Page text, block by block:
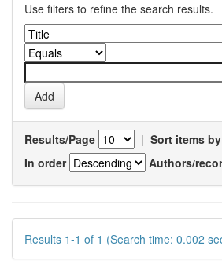
Use filters to refine the search results.
Results/Page | Sort items by
In order
Authors/
Results 1-1 of 1 (Search time: 0.002